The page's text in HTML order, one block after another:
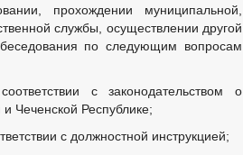
прохождении муниципальной,
службы, осуществлении другой
по следующим вопросам
с законодательством о
Чеченской Республике;
с должностной инструкцией;